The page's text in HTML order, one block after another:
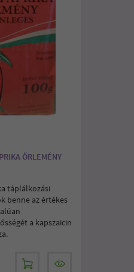
ŐRLEMÉNY
táplálkozási
benne az értékes
a kapszaicin